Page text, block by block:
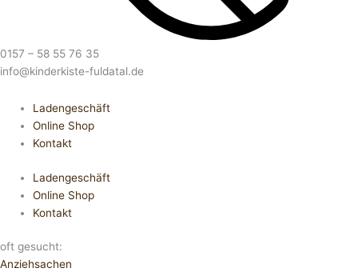
0157 – 58 55 76 35
info@kinderkiste-fuldatal.de
Ladengeschäft
Online Shop
Kontakt
Ladengeschäft
Online Shop
Kontakt
oft gesucht:
Anziehsachen